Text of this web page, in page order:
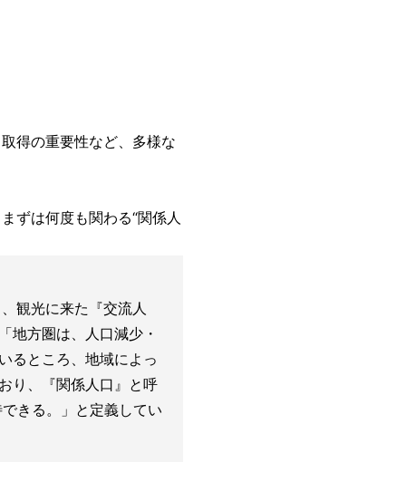
得の重要性など、多様な
は何度も関わる“関係人
観光に来た『交流人
地方圏は、人口減少・
るところ、地域によっ
り、『関係人口』と呼
きる。」と定義してい